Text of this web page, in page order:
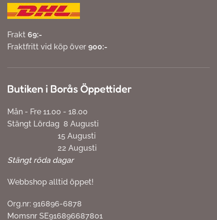
Frakt 69:-
Fraktfritt vid köp över 900:-
Butiken i Borås Öppettider
Mån - Fre 11.00 - 18.00
Stängt Lördag 8 Augusti
15 Augusti
22 Augusti
Stängt röda dagar
Webbshop alltid öppet!
Org.nr: 916896-6878
Momsnr SE916896687801